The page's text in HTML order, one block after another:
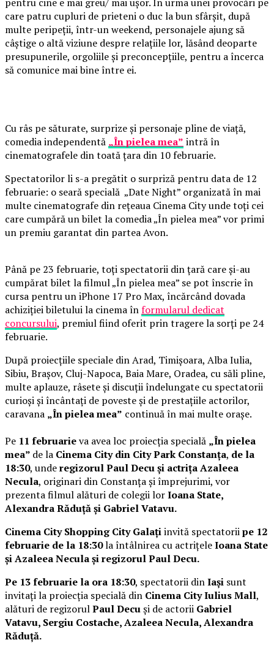
care patru cupluri de prieteni o duc la bun sfârșit, după
multe peripeții, într-un weekend, personajele ajung să
câștige o altă viziune despre relațiile lor, lăsând deoparte
presupunerile, orgoliile și preconcepțiile, pentru a încerca
să comunice mai bine între ei.
Cu râs pe săturate, surprize și personaje pline de viață,
comedia independentă „În pielea mea” intră în
cinematografele din toată țara din 10 februarie.
Spectatorilor li s-a pregătit o surpriză pentru data de 12
februarie: o seară specială „Date Night” organizată în mai
multe cinematografe din rețeaua Cinema City unde toți cei
care cumpără un bilet la comedia „În pielea mea” vor primi
un premiu garantat din partea Avon.
Până pe 23 februarie, toți spectatorii din țară care și-au
cumpărat bilet la filmul „În pielea mea” se pot înscrie în
cursa pentru un iPhone 17 Pro Max, încărcând dovada
achiziției biletului la cinema înformularul dedicat
concursului, premiul fiind oferit prin tragere la sorți pe 24
februarie.
După proiecțiile speciale din Arad, Timișoara, Alba Iulia,
Sibiu, Brașov, Cluj-Napoca, Baia Mare, Oradea, cu săli pline,
multe aplauze, râsete și discuții îndelungate cu spectatorii
curioși și încântați de poveste și de prestațiile actorilor,
caravana „În pielea mea” continuă în mai multe orașe.
Pe 11 februarieva avea loc proiecția specială „În pielea
mea” de la Cinema City din City Park Constanța, de la
18:30, underegizorul Paul Decu și actrița Azaleea
Necula, originari din Constanța și împrejurimi, vor
prezenta filmul alături de colegii lorIoana State,
Alexandra Răduță și Gabriel Vatavu.
Cinema City Shopping City Galațiinvită spectatoriipe 12
februarie de la 18:30la întâlnirea cu actrițeleIoana State
și Azaleea Necula și regizorul Paul Decu.
Pe 13 februarie la ora 18:30, spectatorii dinIași sunt
invitați la proiecția specială din Cinema City Iulius Mall,
alături de regizorulPaul Decuși de actorii Gabriel
Vatavu, Sergiu Costache, Azaleea Necula, Alexandra
Răduță.